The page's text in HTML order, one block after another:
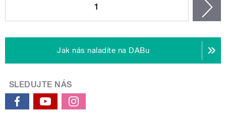
1
Jak nás naladíte na DABu
SLEDUJTE NÁS